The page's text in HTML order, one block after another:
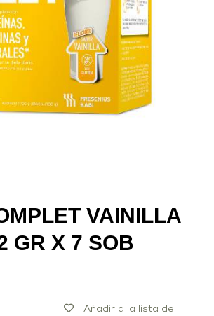
VAINILLA
GR X 7 SOB
Añadir a la lista de